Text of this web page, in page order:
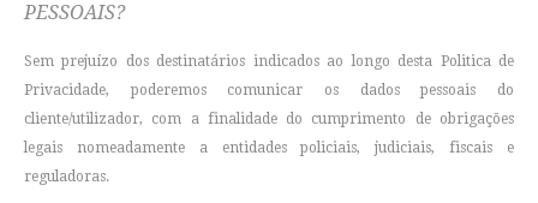
PESSOAIS?
Sem prejuízo dos destinatários indicados ao longo desta Politica de
Privacidade, poderemos comunicar os dados pessoais do
cliente/utilizador, com a finalidade do cumprimento de obrigações
legais nomeadamente a entidades policiais, judiciais, fiscais e
reguladoras.